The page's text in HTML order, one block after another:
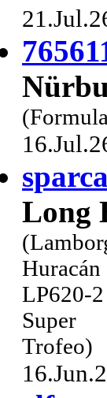
Long
Huracán
LP620-2
Super
Trofeo)